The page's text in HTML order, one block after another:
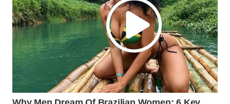
WAHANA
SELEB
WAHANA
WAHANA